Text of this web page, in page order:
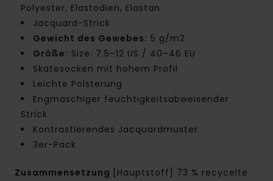
Polyester, Elastodien, Elastan
Jacquard-Strick
Gewicht des Gewebes: 5 g/m2
Größe: Size: 7.5–12 US / 40–46 EU
Skatesocken mit hohem Profil
Leichte Polsterung
Engmaschiger feuchtigkeitsabweisender
Strick
Kontrastierendes Jacquardmuster
3er-Pack
Zusammensetzung
[Hauptstoff] 73 % recycelte